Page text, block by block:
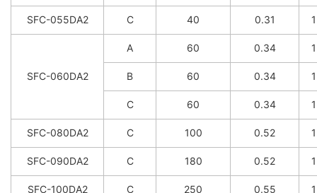
SFC-055DA2 C 40 0.31
SFC-060DA2
A 60 0.34
B 60 0.34
C 60 0.34
SFC-080DA2 C 100 0.52
SFC-090DA2 C 180 0.52
SFC-100DA2 C 250 0.55